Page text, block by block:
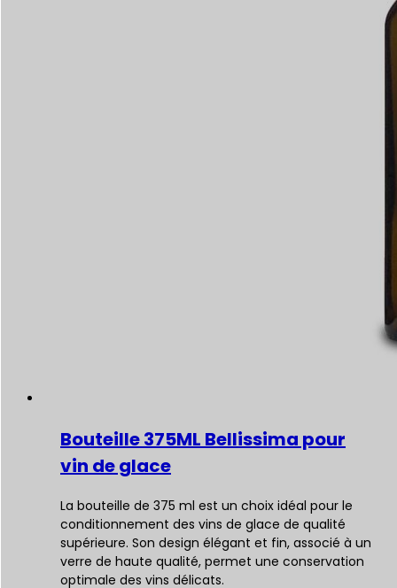
Bouteille 375ML Bellissima pour
vin de glace
La bouteille de 375 ml est un choix idéal pour le
conditionnement des vins de glace de qualité
supérieure. Son design élégant et fin, associé à un
verre de haute qualité, permet une conservation
optimale des vins délicats.